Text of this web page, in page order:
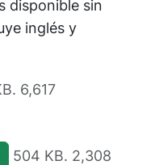
disponible sin
inglés y
6,617
504 KB. 2,308